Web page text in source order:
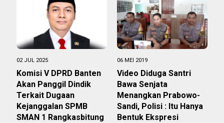
02 JUL 2025
Komisi V DPRD Banten
Akan Panggil Dindik
Terkait Dugaan
Kejanggalan SPMB
SMAN 1 Rangkasbitung
06 MEI 2019
Video Diduga Santri
Bawa Senjata
Menangkan Prabowo-
Sandi, Polisi : Itu Hanya
Bentuk Ekspresi